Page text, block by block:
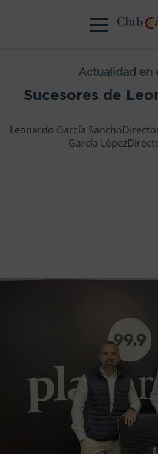
Actualidad en
Sucesores de
Leonardo García
García